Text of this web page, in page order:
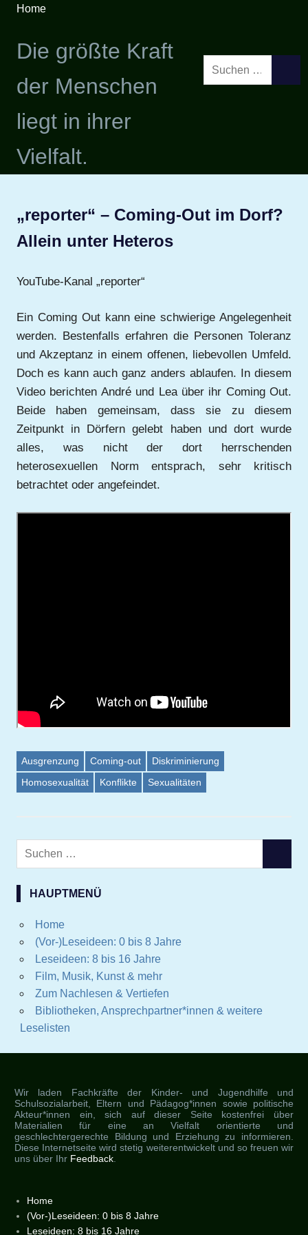
Zum
springen
Home
Die größte Kraft
der Menschen
liegt in ihrer
Vielfalt.
Suchen
„reporter“ – Coming-Out im Dorf?
Allein unter Heteros
YouTube-Kanal „reporter“
Ein Coming Out kann eine schwierige Angelegenheit
werden. Bestenfalls erfahren die Personen Toleranz
und Akzeptanz in einem offenen, liebevollen Umfeld.
Doch es kann auch ganz anders ablaufen. In diesem
Video berichten André und Lea über ihr Coming Out.
Beide haben gemeinsam, dass sie zu diesem
Zeitpunkt in Dörfern gelebt haben und dort wurde
alles, was nicht der dort herrschenden
heterosexuellen Norm entsprach, sehr kritisch
betrachtet oder angefeindet.
Ausgrenzung Coming-out
Diskriminierung
Homosexualität
Konflikte Sexualitäten
Suchen
HAUPTMENÜ
Home
(Vor-)Leseideen: 0 bis 8 Jahre
Leseideen: 8 bis 16 Jahre
Film, Musik, Kunst & mehr
Zum Nachlesen & Vertiefen
Bibliotheken, Ansprechpartner*innen & weitere
Leselisten
Wir laden Fachkräfte der Kinder- und Jugendhilfe und
Schulsozialarbeit, Eltern und Pädagog*innen sowie politische
Akteur*innen ein, sich auf dieser Seite kostenfrei über
Materialien für eine an Vielfalt orientierte und
geschlechtergerechte Bildung und Erziehung zu informieren.
Diese Internetseite wird stetig weiterentwickelt und so freuen wir
uns über Ihr Feedback.
Home
(Vor-)Leseideen: 0 bis 8 Jahre
Leseideen: 8 bis 16 Jahre